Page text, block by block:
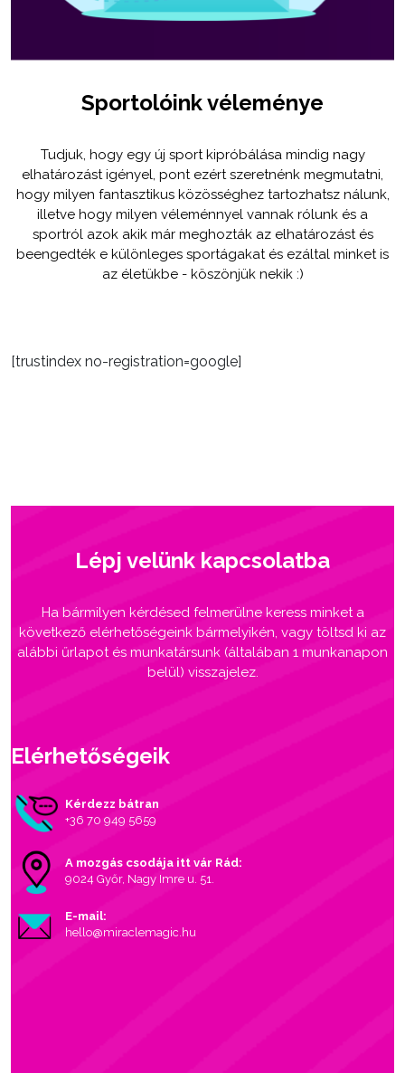
Sportolóink véleménye
Tudjuk, hogy egy új sport kipróbálása mindig nagy
elhatározást igényel, pont ezért szeretnénk megmutatni,
hogy milyen fantasztikus közösséghez tartozhatsz nálunk,
illetve hogy milyen véleménnyel vannak rólunk és a
sportról azok akik már meghozták az elhatározást és
beengedték e különleges sportágakat és ezáltal minket is
az életükbe - köszönjük nekik :)
[trustindex no-registration=google]
Lépj velünk kapcsolatba
Ha bármilyen kérdésed felmerülne keress minket a
következő elérhetőségeink bármelyikén, vagy töltsd ki az
alábbi űrlapot és munkatársunk (általában 1 munkanapon
belül) visszajelez.
Elérhetőségeik
Kérdezz bátran
+36 70 949 5659
A mozgás csodája itt vár Rád:
9024 Győr, Nagy Imre u. 51.
E-mail:
hello@miraclemagic.hu